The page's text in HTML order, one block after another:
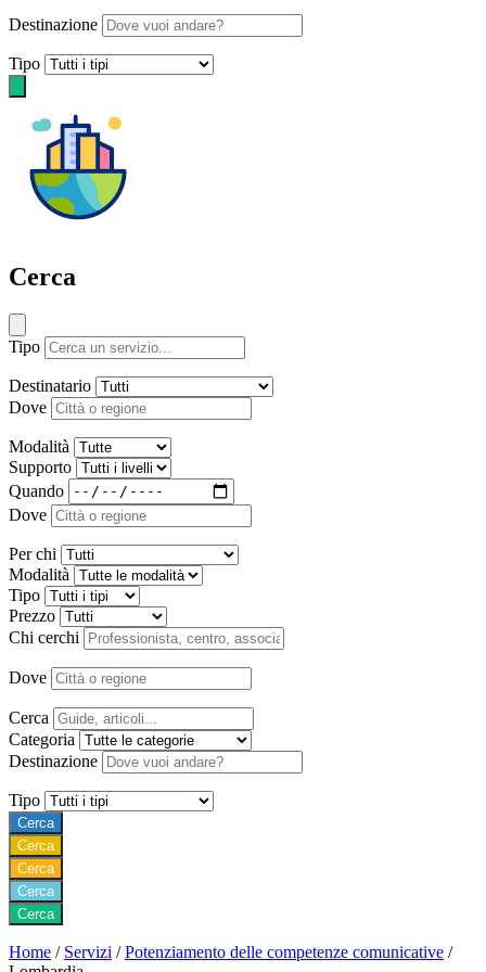
Destinazione
Tipo
Cerca
Tipo
Destinatario
Dove
Modalità
Supporto
Quando
Dove
Per chi
Modalità
Tipo
Prezzo
Chi cerchi
Dove
Cerca
Categoria
Destinazione
Tipo
Cerca
Cerca
Cerca
Cerca
Cerca
Home / Servizi / Potenziamento delle competenze comunicative /